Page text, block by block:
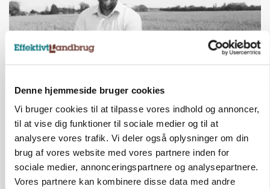
Denne hjemmeside bruger cookies
Vi bruger cookies til at tilpasse vores indhold og annoncer,
til at vise dig funktioner til sociale medier og til at
analysere vores trafik. Vi deler også oplysninger om din
brug af vores website med vores partnere inden for
sociale medier, annonceringspartnere og analysepartnere.
Vores partnere kan kombinere disse data med andre
LEDER
Kun landbruget selv kan beslutte, om man vil
kæmpe juridisk for sin eksistens